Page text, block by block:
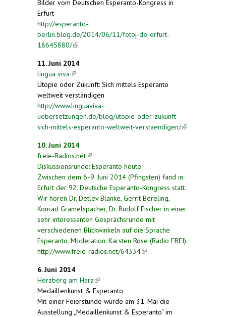
external)
Bilder vom Deutschen Esperanto-Kongress in
Erfurt
http://esperanto-
berlin.blog.de/2014/06/11/fotoj-de-erfurt-
18645880/(link is external)
11. Juni 2014
lingua viva(link is external)
Utopie oder Zukunft: Sich mittels Esperanto
weltweit verständigen
http://www.linguaviva-
uebersetzungen.de/blog/utopie-oder-zukunft-
sich-mittels-esperanto-weltweit-verstaendigen/(link is
10. Juni 2014
freie-Radios.net(link is external)
Diskussionsrunde: Esperanto heute
Zwischen dem 6.-9. Juni 2014 (Pfingsten) fand in
Erfurt der 92. Deutsche Esperanto-Kongress statt.
Wir hören Dr. Detlev Blanke, Gerrit Bereling,
Konrad Gramelspacher, Dr. Rudolf Fischer in einer
sehr interessanten Gesprächsrunde mit
verschiedenen Blickwinkeln auf die Sprache
Esperanto. Moderation: Karsten Rose (Radio FREI).
http://www.freie-radios.net/64334(link is external)
6. Juni 2014
Herzberg am Harz(link is external)
Medaillenkunst & Esperanto
Mit einer Feierstunde wurde am 31. Mai die
Ausstellung „Medaillenkunst & Esperanto“ im